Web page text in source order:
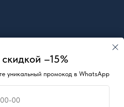
–15%
уникальный промокод в WhatsApp